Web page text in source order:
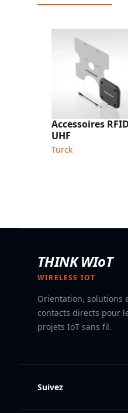
Accessoires RFID
UHF
Turck
THINK WIoT
WIRELESS IOT
Orientation, solutions
contacts directs pour
projets IoT sans fil.
Suivez